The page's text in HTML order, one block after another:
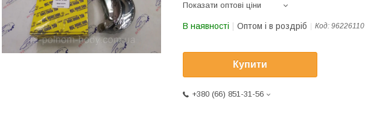
Показати оптові ціни
В наявності Оптом і в роздріб Код: 96226110
Купити
+380 (66) 851-31-56